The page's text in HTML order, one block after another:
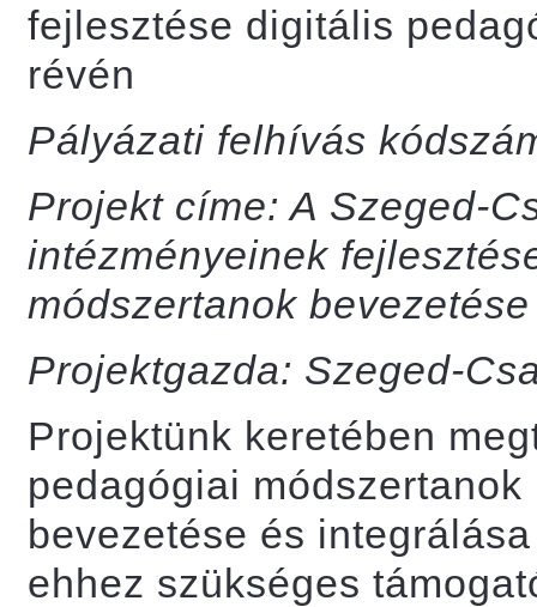
fejlesztése digitális
révén
Pályázati felhívás
Projekt címe: A Szeged-
intézményeinek
módszertanok
Projektgazda: Szeged-
Projektünk keretében
pedagógiai
bevezetése és
ehhez szükséges